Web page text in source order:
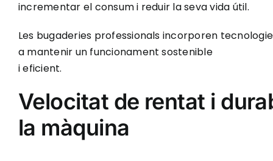
incrementar el consum i reduir la seva vida útil.
Les bugaderies professionals incorporen
a mantenir un funcionament sostenible
i eficient.
Velocitat de rentat i
la màquina